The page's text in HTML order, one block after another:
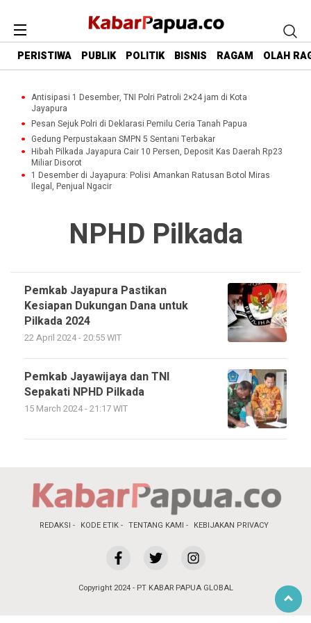
PERISTIWA PUBLIK POLITIK BISNIS RAGAM OLAH
Antisipasi 1 Desember, TNI Polri Patroli 2×24 jam di Kota
Jayapura
Pesan Sejuk Polri di Deklarasi Pemilu Ceria Tanah Papua
Gedung Perpustakaan SMPN 5 Sentani Terbakar
Hibah Pilkada Jayapura Cair 10 Persen, Deposit Kas Daerah Rp23
Miliar Disorot
1 Desember di Jayapura: Polisi Amankan Ratusan Botol Miras
Ilegal, Penjual Ngacir
NPHD Pilkada
Pemkab Jayapura Pastikan
Kesiapan Dukungan Dana untuk
Pilkada 2024
22 April 2024 - 20:55 WIT
Pemkab Jayawijaya dan TNI
Sepakati NPHD Pilkada
15 March 2024 - 21:17 WIT
REDAKSI KODE ETIK TENTANG KAMI KEBIJAKAN PRIVACY
Copyright 2024 - PT KABAR PAPUA GLOBAL